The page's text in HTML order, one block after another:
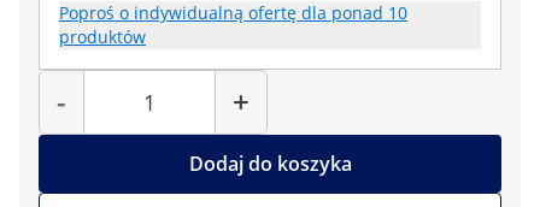
Poproś o indywidualną ofertę dla ponad 10
produktów
-
Liczba
+
Dodaj do koszyka